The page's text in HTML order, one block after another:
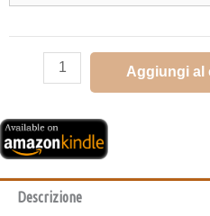
Aggiungi al
Descrizione